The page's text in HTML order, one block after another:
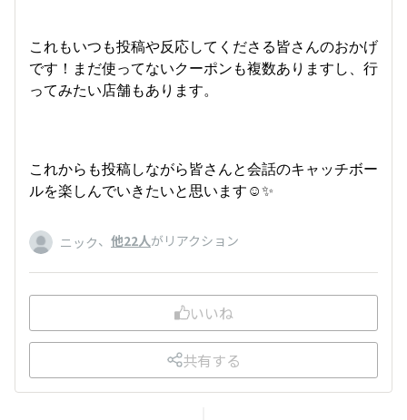
これもいつも投稿や反応してくださる皆さんのおかげ
です！まだ使ってないクーポンも複数ありますし、行
ってみたい店舗もあります。
これからも投稿しながら皆さんと会話のキャッチボー
ルを楽しんでいきたいと思います☺️✨
ニック、 他22人がリアクション
いいね
共有する